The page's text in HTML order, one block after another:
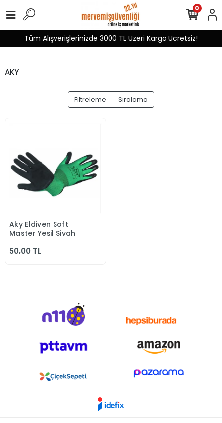
Tüm Alışverişlerinizde 3000 TL Üzeri Kargo Ücretsiz!
0
AKY
Filtreleme Sıralama
Sepete Ekle
Aky Eldiven Soft
Master Yeşil Siyah
50,00 TL